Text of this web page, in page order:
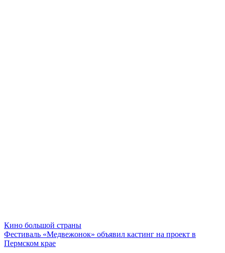
Кино большой страны
Фестиваль «Медвежонок» объявил кастинг на проект в
Пермском крае